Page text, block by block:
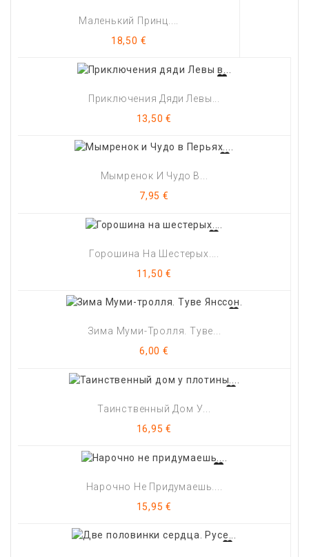
Маленький Принц....
Цена
18,50 €
Приключения Дяди Левы...
Цена
13,50 €
Мымренок И Чудо В...
Цена
7,95 €
Горошина На Шестерых....
Цена
11,50 €
Зима Муми-Тролля. Туве...
Цена
6,00 €
Таинственный Дом У...
Цена
16,95 €
Нарочно Не Придумаешь....
Цена
15,95 €